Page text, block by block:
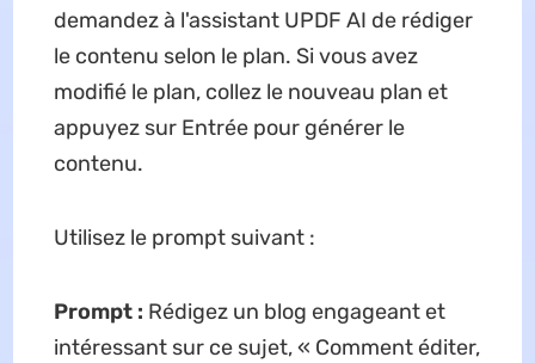
demandez à l'assistant UPDF AI de rédiger
le contenu selon le plan. Si vous avez
modifié le plan, collez le nouveau plan et
appuyez sur Entrée pour générer le
contenu.
Utilisez le prompt suivant :
Prompt : Rédigez un blog engageant et
intéressant sur ce sujet, « Comment éditer,